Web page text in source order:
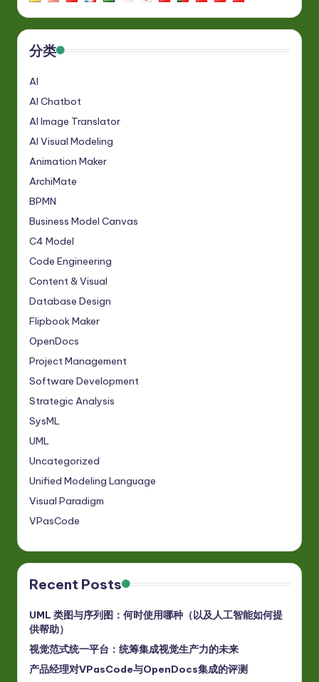
分类
AI
AI Chatbot
AI Image Translator
AI Visual Modeling
Animation Maker
ArchiMate
BPMN
Business Model Canvas
C4 Model
Code Engineering
Content & Visual
Database Design
Flipbook Maker
OpenDocs
Project Management
Software Development
Strategic Analysis
SysML
UML
Uncategorized
Unified Modeling Language
Visual Paradigm
VPasCode
Recent Posts
UML 类图与序列图：何时使用哪种（以及人工智能如何提
供帮助）
视觉范式统一平台：统筹集成视觉生产力的未来
产品经理对VPasCode与OpenDocs集成的评测